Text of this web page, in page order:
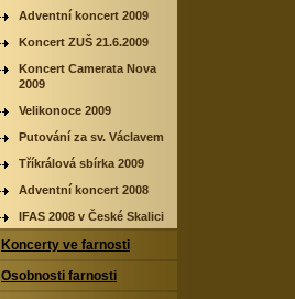
Adventní koncert 2009
Koncert ZUŠ 21.6.2009
Koncert Camerata Nova
2009
Velikonoce 2009
Putování za sv. Václavem
Tříkrálová sbírka 2009
Adventní koncert 2008
IFAS 2008 v České Skalici
Koncerty ve farnosti
Osobnosti farnosti